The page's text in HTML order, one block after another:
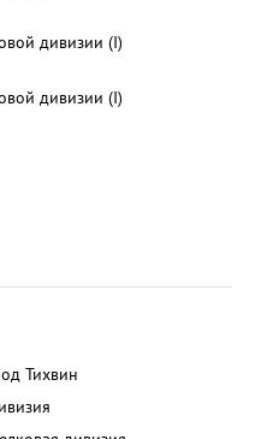
дивизии (I)
дивизии (I)
Тихвин